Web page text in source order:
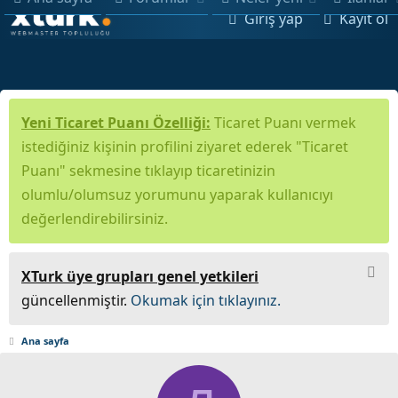
Giriş yap Kayıt ol
Yeni Ticaret Puanı Özelliği: Ticaret Puanı vermek
istediğiniz kişinin profilini ziyaret ederek "Ticaret
Puanı" sekmesine tıklayıp ticaretinizin
olumlu/olumsuz yorumunu yaparak kullanıcıyı
değerlendirebilirsiniz.
XTurk üye grupları genel yetkileri
güncellenmiştir. Okumak için tıklayınız.
Ana sayfa